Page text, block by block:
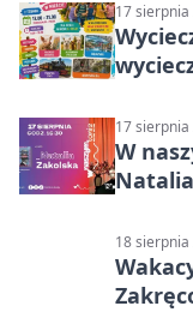
17
17
W
18